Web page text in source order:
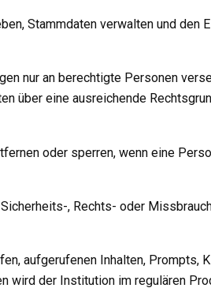
Stammdaten verwalten und den
nur an berechtigte Personen
über eine ausreichende
oder sperren, wenn eine
, Rechts- oder
aufgerufenen Inhalten, Prompts,
wird der Institution im regulären